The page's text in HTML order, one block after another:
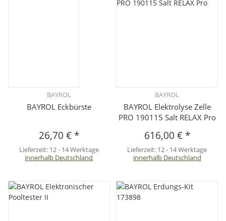
BAYROL
BAYROL Eckbürste
26,70 € *
Lieferzeit: 12 - 14 Werktage
innerhalb Deutschland
BAYROL
BAYROL Elektrolyse Zelle
PRO 190115 Salt RELAX Pro
616,00 € *
Lieferzeit: 12 - 14 Werktage
innerhalb Deutschland